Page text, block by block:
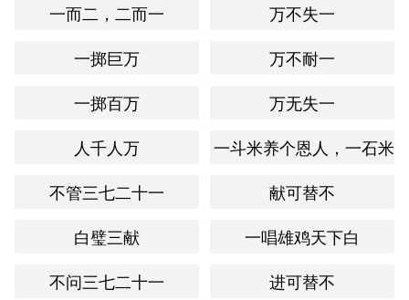
一而二，二而一
万不失一
一掷巨万
万不耐一
一掷百万
万无失一
人千人万
一斗米养个恩人，一石米
不管三七二十一
献可替不
白璧三献
一唱雄鸡天下白
不问三七二十一
进可替不